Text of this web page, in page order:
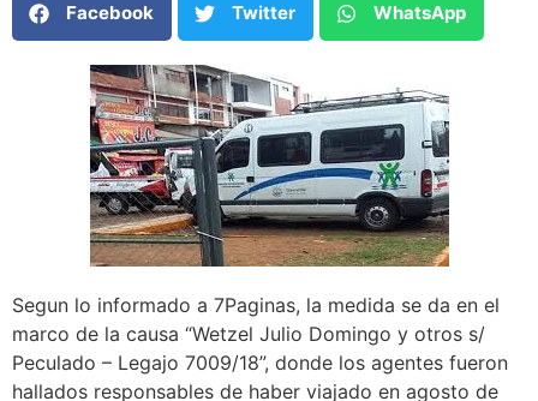
Facebook Twitter WhatsApp
Segun lo informado a 7Paginas, la medida se da en el
marco de la causa “Wetzel Julio Domingo y otros s/
Peculado – Legajo 7009/18”, donde los agentes fueron
hallados responsables de haber viajado en agosto de